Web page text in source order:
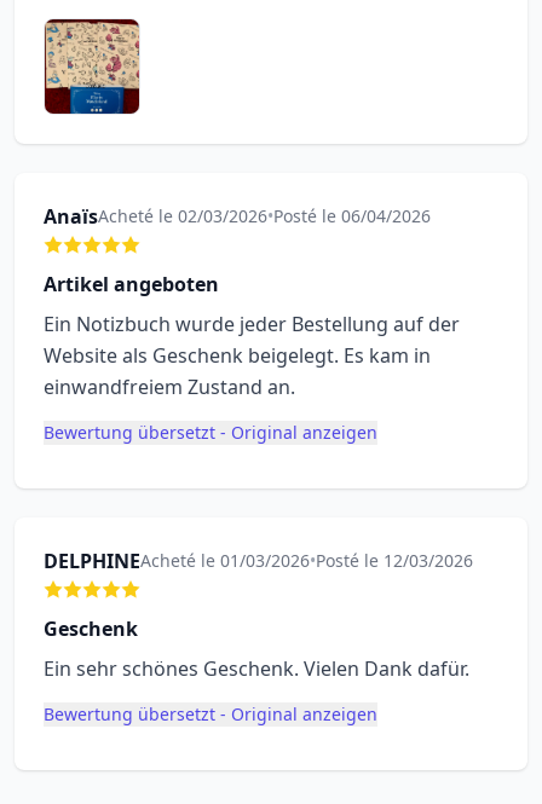
AnaïsAcheté le 02/03/2026•Posté le 06/04/2026
Artikel angeboten
Ein Notizbuch wurde jeder Bestellung auf der
Website als Geschenk beigelegt. Es kam in
einwandfreiem Zustand an.
Bewertung übersetzt - Original anzeigen
DELPHINEAcheté le 01/03/2026•Posté le 12/03/2026
Geschenk
Ein sehr schönes Geschenk. Vielen Dank dafür.
Bewertung übersetzt - Original anzeigen